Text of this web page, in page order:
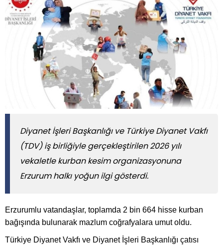
Diyanet İşleri Başkanlığı ve Türkiye Diyanet Vakfı
(TDV) iş birliğiyle gerçekleştirilen 2026 yılı
vekaletle kurban kesim organizasyonuna
Erzurum halkı yoğun ilgi gösterdi.
Erzurumlu vatandaşlar, toplamda 2 bin 664 hisse kurban
bağışında bulunarak mazlum coğrafyalara umut oldu.
Türkiye Diyanet Vakfı ve Diyanet İşleri Başkanlığı çatısı